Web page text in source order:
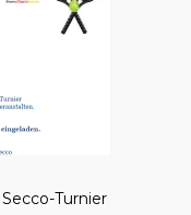
Turnier